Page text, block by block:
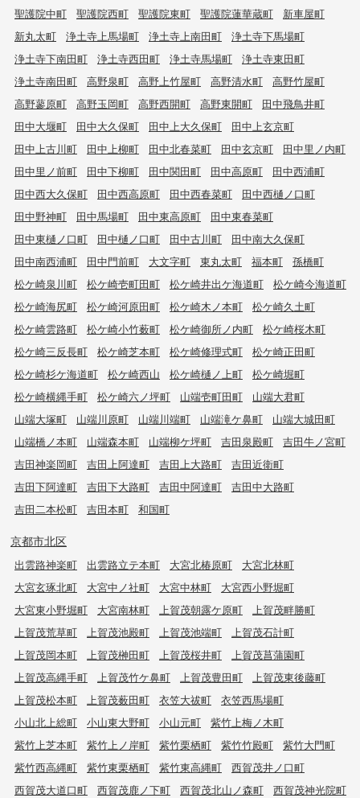
聖護院中町 聖護院西町 聖護院東町 聖護院蓮華蔵町
新車屋町
新丸太町
浄土寺上馬場町 浄土寺上南田町
浄土寺下馬場町
浄土寺下南田町
浄土寺西田町 浄土寺馬場町
浄土寺東田町
浄土寺南田町
高野泉町 高野上竹屋町 高野清水町
高野竹屋町
高野蓼原町
高野玉岡町 高野西開町 高野東開町
田中飛鳥井町
田中大堰町
田中大久保町 田中上大久保町
田中上玄京町
田中上古川町
田中上柳町 田中北春菜町 田中玄京町
田中里ノ内町
田中里ノ前町
田中下柳町 田中関田町 田中高原町
田中西浦町
田中西大久保町
田中西高原町 田中西春菜町
田中西樋ノ口町
田中野神町
田中馬場町 田中東高原町
田中東春菜町
田中東樋ノ口町
田中樋ノ口町 田中古川町
田中南大久保町
田中南西浦町
田中門前町 大文字町 東丸太町 福本町
孫橋町
松ケ崎泉川町
松ケ崎壱町田町 松ケ崎井出ケ海道町
松ケ崎今海道町
松ケ崎海尻町
松ケ崎河原田町 松ケ崎木ノ本町
松ケ崎久土町
松ケ崎雲路町
松ケ崎小竹薮町 松ケ崎御所ノ内町
松ケ崎桜木町
松ケ崎三反長町
松ケ崎芝本町 松ケ崎修理式町
松ケ崎正田町
松ケ崎杉ケ海道町
松ケ崎西山 松ケ崎樋ノ上町
松ケ崎堀町
松ケ崎横縄手町
松ケ崎六ノ坪町 山端壱町田町
山端大君町
山端大塚町
山端川原町 山端川端町 山端滝ケ鼻町
山端大城田町
山端橋ノ本町
山端森本町 山端柳ケ坪町 吉田泉殿町
吉田牛ノ宮町
吉田神楽岡町
吉田上阿達町 吉田上大路町
吉田近衛町
吉田下阿達町
吉田下大路町 吉田中阿達町
吉田中大路町
吉田二本松町
吉田本町 和国町
京都市北区
出雲路神楽町 出雲路立テ本町 大宮北椿原町
大宮北林町
大宮玄琢北町
大宮中ノ社町 大宮中林町
大宮西小野堀町
大宮東小野堀町
大宮南林町 上賀茂朝露ケ原町
上賀茂畔勝町
上賀茂荒草町
上賀茂池殿町 上賀茂池端町
上賀茂石計町
上賀茂岡本町
上賀茂榊田町 上賀茂桜井町
上賀茂菖蒲園町
上賀茂高縄手町
上賀茂竹ケ鼻町 上賀茂豊田町
上賀茂東後藤町
上賀茂松本町
上賀茂薮田町 衣笠大祓町
衣笠西馬場町
小山北上総町
小山東大野町 小山元町
紫竹上梅ノ木町
紫竹上芝本町
紫竹上ノ岸町 紫竹栗栖町 紫竹竹殿町
紫竹大門町
紫竹西高縄町
紫竹東栗栖町 紫竹東高縄町
西賀茂井ノ口町
西賀茂大道口町
西賀茂鹿ノ下町 西賀茂北山ノ森町
西賀茂神光院町